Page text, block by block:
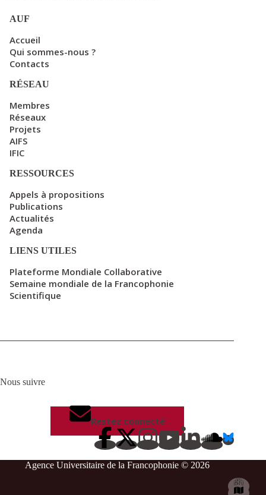
AUF
Accueil
Qui sommes-nous ?
Contacts
RÉSEAU
Membres
Réseaux
Projets
AIFS
IFIC
RESSOURCES
Appels à propositions
Publications
Actualités
Agenda
LIENS UTILES
Plateforme Mondiale Collaborative
Semaine mondiale de la Francophonie
Scientifique
Nous suivre
Restez connecté
Agence Universitaire de la Francophonie © 2026